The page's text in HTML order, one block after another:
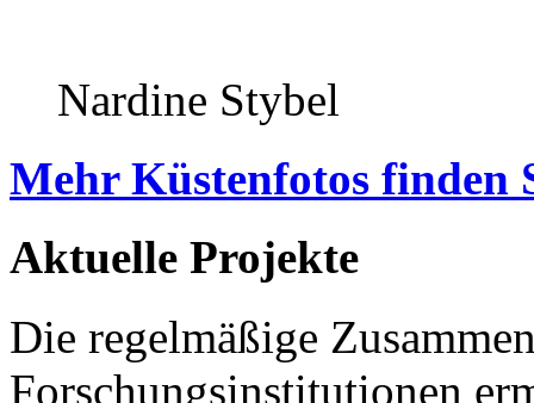
Nardine Stybel
Mehr Küstenfotos finden
Aktuelle Projekte
Die regelmäßige
Forschungsinstitutionen